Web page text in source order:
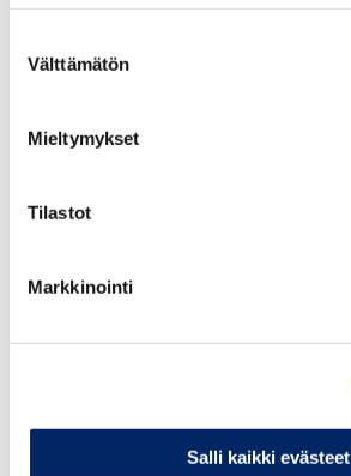
valinta
Välttämätön
Mieltymykset
Tilastot
Markkinointi
Salli kaikki evästeet
minna.aalto-setala@chamber.fi
+358 44 032 0054